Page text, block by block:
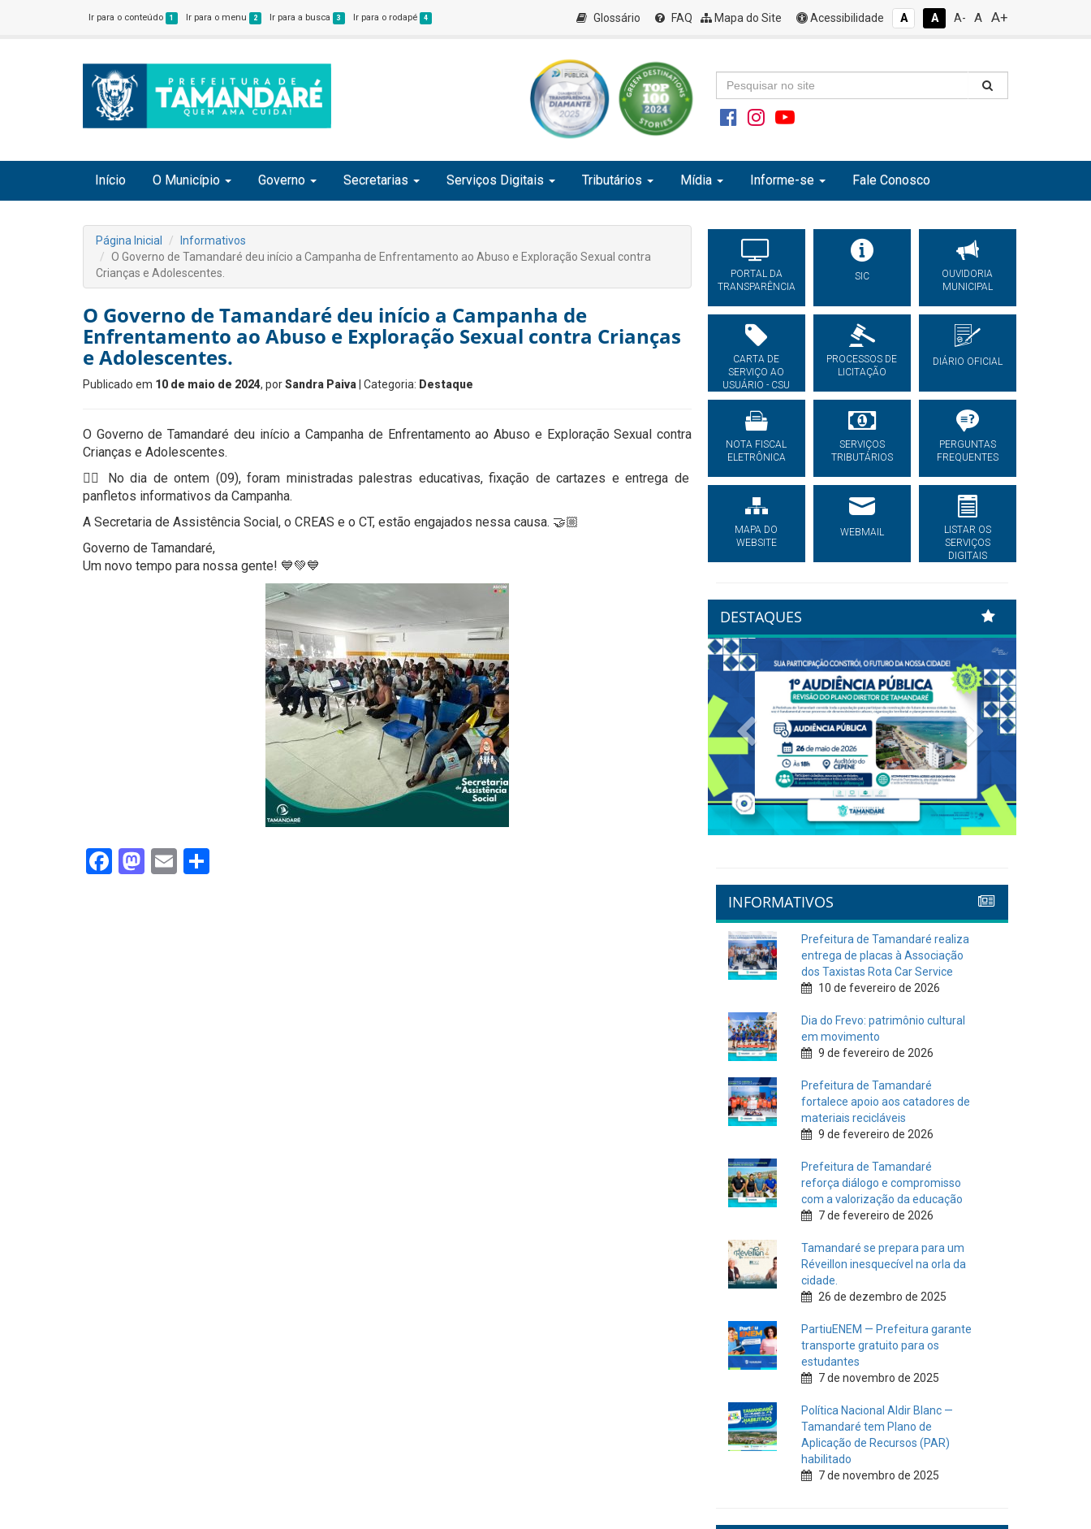
Ir para o conteúdo 1 Ir para o menu 2 Ir para a busca 3 Ir para o rodapé 4 Glossário FAQ Mapa do Site Acessibilidade A A A- A A+
Início O Município Governo Secretarias Serviços Digitais Tributários Mídia Informe-se Fale Conosco
Página Inicial
Informativos
O Governo de Tamandaré deu início a Campanha de Enfrentamento ao Abuso e Exploração Sexual contra
Crianças e Adolescentes.
O Governo de Tamandaré deu início a Campanha de
Enfrentamento ao Abuso e Exploração Sexual contra Crianças
e Adolescentes.
Publicado em 10 de maio de 2024, porSandra Paiva | Categoria: Destaque
O Governo de Tamandaré deu início a Campanha de Enfrentamento ao Abuso e Exploração Sexual contra
Crianças e Adolescentes.
👉🏻 No dia de ontem (09), foram ministradas palestras educativas, fixação de cartazes e entrega de
panfletos informativos da Campanha.
A Secretaria de Assistência Social, o CREAS e o CT, estão engajados nessa causa. 🤝🏼
Governo de Tamandaré,
Um novo tempo para nossa gente! 💙💚💙
Facebook
Mastodon
Email
PORTAL DA
TRANSPARÊNCIA
SIC
OUVIDORIA
MUNICIPAL
CARTA DE
SERVIÇO AO
USUÁRIO - CSU
PROCESSOS DE
LICITAÇÃO
DIÁRIO OFICIAL
NOTA FISCAL
ELETRÔNICA
SERVIÇOS
TRIBUTÁRIOS
PERGUNTAS
FREQUENTES
MAPA DO
WEBSITE
WEBMAIL
LISTAR OS
SERVIÇOS
DIGITAIS
DESTAQUES
Previous Next
INFORMATIVOS
Prefeitura de Tamandaré realiza
entrega de placas à Associação
dos Taxistas Rota Car Service
10 de fevereiro de 2026
Dia do Frevo: patrimônio cultural
em movimento
9 de fevereiro de 2026
Prefeitura de Tamandaré
fortalece apoio aos catadores de
materiais recicláveis
9 de fevereiro de 2026
Prefeitura de Tamandaré
reforça diálogo e compromisso
com a valorização da educação
7 de fevereiro de 2026
Tamandaré se prepara para um
Réveillon inesquecível na orla da
cidade.
26 de dezembro de 2025
PartiuENEM — Prefeitura garante
transporte gratuito para os
estudantes
7 de novembro de 2025
Política Nacional Aldir Blanc —
Tamandaré tem Plano de
Aplicação de Recursos (PAR)
habilitado
7 de novembro de 2025